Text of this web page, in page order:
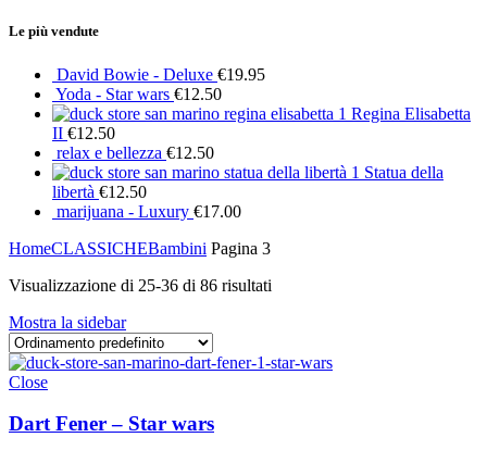
Le più vendute
David Bowie - Deluxe €19.95
Yoda - Star wars €12.50
Regina Elisabetta
II €12.50
relax e bellezza €12.50
Statua della
libertà €12.50
marijuana - Luxury €17.00
HomeCLASSICHEBambini Pagina 3
Visualizzazione di 25-36 di 86 risultati
Mostra la sidebar
Close
Dart Fener – Star wars